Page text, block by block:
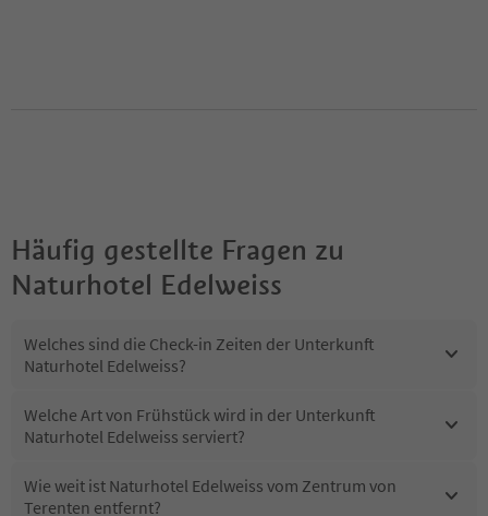
Häufig gestellte Fragen zu
Naturhotel Edelweiss
Welches sind die Check-in Zeiten der Unterkunft
Naturhotel Edelweiss?
Welche Art von Frühstück wird in der Unterkunft
Naturhotel Edelweiss serviert?
Wie weit ist Naturhotel Edelweiss vom Zentrum von
Terenten entfernt?